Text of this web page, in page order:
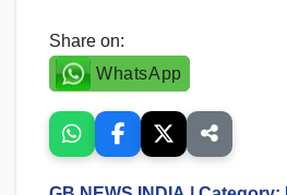
Share on:
WhatsApp